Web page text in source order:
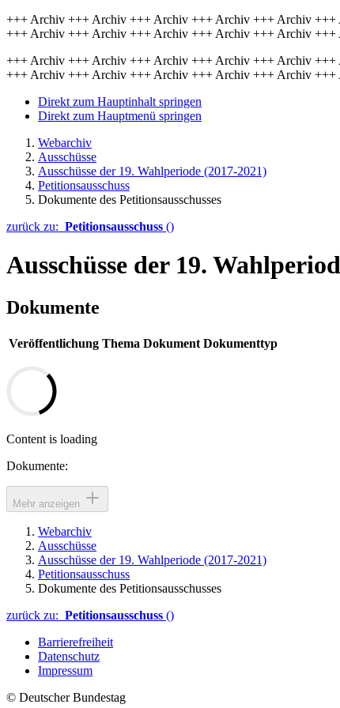
+++ Archiv +++ Archiv +++ Archiv +++ Archiv +++ Archiv
+++ Archiv +++ Archiv +++ Archiv +++ Archiv +++ Archiv
+++ Archiv +++ Archiv +++ Archiv +++ Archiv +++ Archiv
+++ Archiv +++ Archiv +++ Archiv +++ Archiv +++ Archiv
Direkt zum Hauptinhalt springen
Direkt zum Hauptmenü springen
Webarchiv
Ausschüsse
Ausschüsse der 19. Wahlperiode (2017-2021)
Petitionsausschuss
Dokumente des Petitionsausschusses
zurück zu: Petitionsausschuss ()
Ausschüsse der 19.
Dokumente
Veröffentlichung Thema Dokument Dokumenttyp
Content is loading
Dokumente:
Mehr anzeigen
Webarchiv
Ausschüsse
Ausschüsse der 19. Wahlperiode (2017-2021)
Petitionsausschuss
Dokumente des Petitionsausschusses
zurück zu: Petitionsausschuss ()
Barrierefreiheit
Datenschutz
Impressum
© Deutscher Bundestag